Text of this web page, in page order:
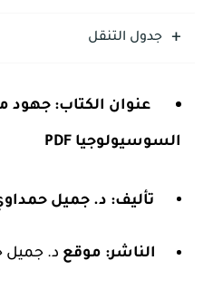
جدول التنقل
عنوان الكتاب: جهود
السوسيولوجيا PDF
تأليف: د. جميل
الناشر: موقع د. جميل